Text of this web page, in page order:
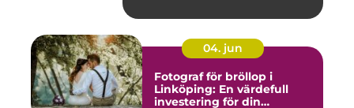
04. jun
Fotograf för bröllop i
Linköping: En värdefull
investering för din